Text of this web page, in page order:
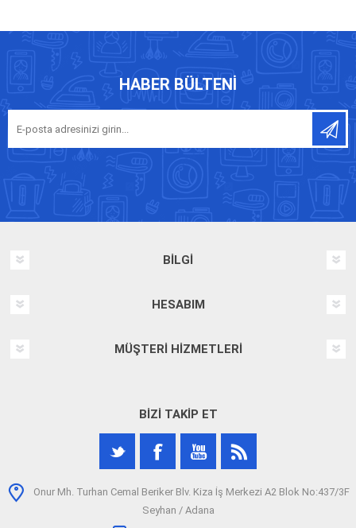
HABER BÜLTENI
BILGI
HESABIM
MÜŞTERI HIZMETLERI
BIZI TAKIP ET
Onur Mh. Turhan Cemal Beriker Blv. Kiza İş Merkezi A2 Blok No:437/3F
Seyhan / Adana